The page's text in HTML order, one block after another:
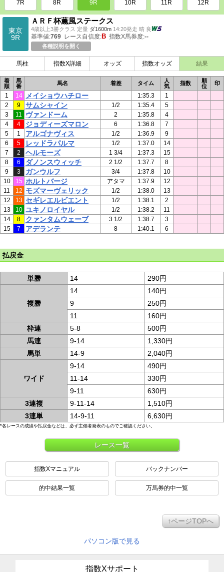
7R 8R 9R 10R 11R 12R
東京
9R
ＡＲＦ杯薫風ステークス
4歳以上3勝クラス 定量 ダ1600m 14:20発走 晴 良
基準値:769 レース自信度:B 指数X馬券度:--
各種説明を開く
馬柱 指数X詳細 オッズ 指数オッズ 結果
着
順
馬
番
馬名 着差 タイム
人
気
指数
順
位
印
1 14 メイショウハチロー 1:35.3
1
2
9 サムシャイン 1/2 1:35.4
5
3
11 ヴァンドーム 2 1:35.8
4
4
4 ジョディーズマロン 6 1:36.8
7
5
1 アルゴナヴィス 1/2 1:36.9
9
6
5 レッドラパルマ 1/2 1:37.0
14
7
2 ヘルモーズ 1 3/4 1:37.3
15
8
6 ダノンスウィッチ 2 1/2 1:37.7
8
9
3 ガンウルフ 3/4 1:37.8
10
10
15 ホルトバージ アタマ 1:37.9
12
11
12 モズマーヴェリック 1/2 1:38.0
13
12
13 セギレエルビエント 1/2 1:38.1
2
13
10 ユキノロイヤル 1/2 1:38.2
11
14
8 クァンタムウェーブ 3 1/2 1:38.7
3
15
7 アデランテ 8 1:40.1 6
払戻金
単勝 14 290円
複勝
14
140円
9
250円
11
160円
枠連
5-8
500円
馬連
9-14
1,330円
馬単
14-9 2,040円
ワイド
9-14
490円
11-14
330円
9-11
630円
3連複
9-11-14
1,510円
3連単
14-9-11 6,630円
*各レースの成績や払戻金などは、必ず主催者発表のものでご確認ください。
レース一覧
指数Xマニュアル バックナンバー
的中結果一覧 万馬券的中一覧
↑ページTOPへ
パソコン版で見る
指数Xサポート